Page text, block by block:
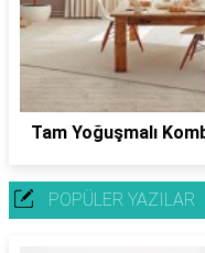
Tam Yoğuşmalı
POPÜLER YAZILAR